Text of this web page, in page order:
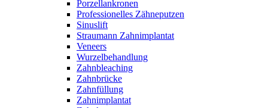
Porzellankronen
Professionelles Zähneputzen
Sinuslift
Straumann Zahnimplantat
Veneers
Wurzelbehandlung
Zahnbleaching
Zahnbrücke
Zahnfüllung
Zahnimplantat